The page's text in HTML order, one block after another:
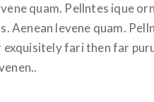
quam. Pellntes ique
Aenean levene quam.
fari then far